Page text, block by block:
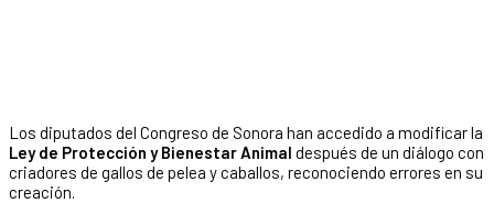
Los diputados del Congreso de Sonora han accedido a modificar la
Ley de Protección y Bienestar Animal después de un diálogo con
criadores de gallos de pelea y caballos, reconociendo errores en su
creación.